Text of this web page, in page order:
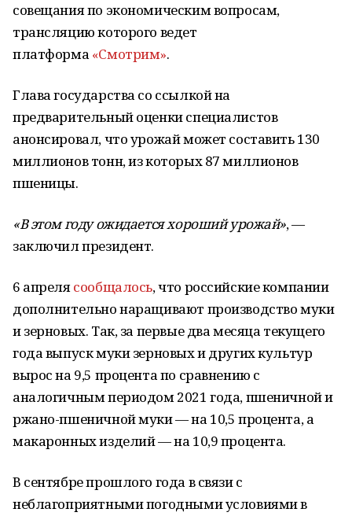
совещания по экономическим вопросам,
трансляцию которого ведет
платформа «Смотрим».
Глава государства со ссылкой на
предварительный оценки специалистов
анонсировал, что урожай может составить 130
миллионов тонн, из которых 87 миллионов
пшеницы.
«В этом году ожидается хороший урожай», —
заключил президент.
6 апрелясообщалось, что российские компании
дополнительно наращивают производство муки
и зерновых. Так, за первые два месяца текущего
года выпуск муки зерновых и других культур
вырос на 9,5 процента по сравнению с
аналогичным периодом 2021 года, пшеничной и
ржано-пшеничной муки — на 10,5 процента, а
макаронных изделий — на 10,9 процента.
В сентябре прошлого года в связи с
неблагоприятными погодными условиями в